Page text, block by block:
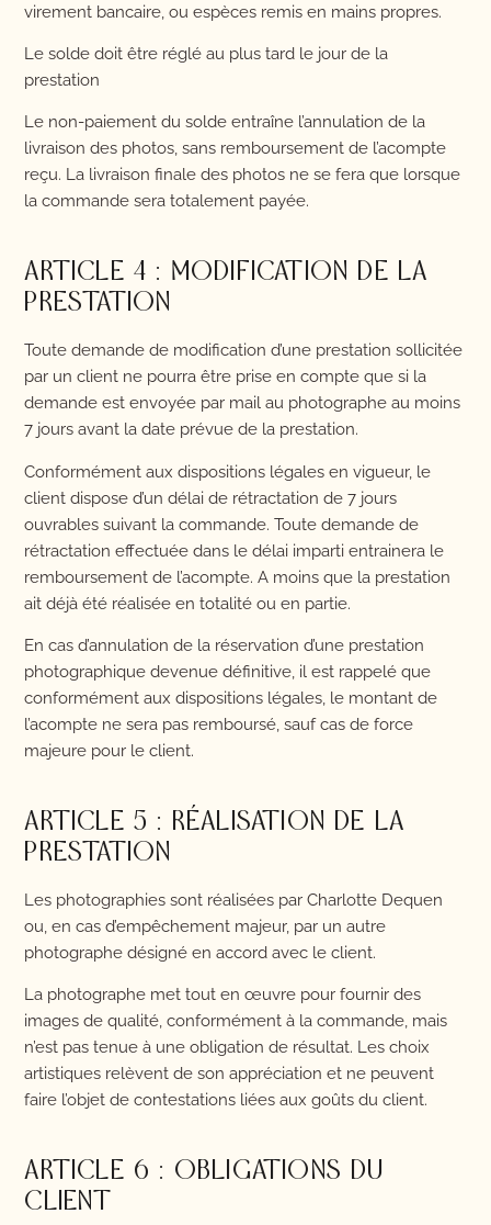
virement bancaire, ou espèces remis en mains propres.
Le solde doit être réglé au plus tard le jour de la
prestation
Le non-paiement du solde entraîne l’annulation de la
livraison des photos, sans remboursement de l’acompte
reçu. La livraison finale des photos ne se fera que lorsque
la commande sera totalement payée.
ARTICLE 4 : MODIFICATION DE LA
PRESTATION
Toute demande de modification d’une prestation sollicitée
par un client ne pourra être prise en compte que si la
demande est envoyée par mail au photographe au moins
7 jours avant la date prévue de la prestation.
Conformément aux dispositions légales en vigueur, le
client dispose d’un délai de rétractation de 7 jours
ouvrables suivant la commande. Toute demande de
rétractation effectuée dans le délai imparti entrainera le
remboursement de l’acompte. A moins que la prestation
ait déjà été réalisée en totalité ou en partie.
En cas d’annulation de la réservation d’une prestation
photographique devenue définitive, il est rappelé que
conformément aux dispositions légales, le montant de
l’acompte ne sera pas remboursé, sauf cas de force
majeure pour le client.
ARTICLE 5 : RÉALISATION DE LA
PRESTATION
Les photographies sont réalisées par Charlotte Dequen
ou, en cas d’empêchement majeur, par un autre
photographe désigné en accord avec le client.
La photographe met tout en œuvre pour fournir des
images de qualité, conformément à la commande, mais
n’est pas tenue à une obligation de résultat. Les choix
artistiques relèvent de son appréciation et ne peuvent
faire l’objet de contestations liées aux goûts du client.
ARTICLE 6 : OBLIGATIONS DU
CLIENT